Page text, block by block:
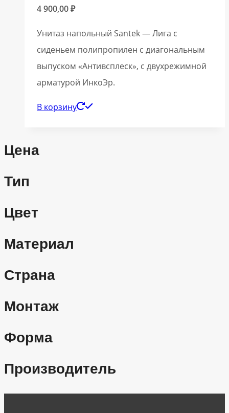
4 900,00₽
Унитаз напольный Santek — Лига с
сиденьем полипропилен с диагональным
выпуском «Антивсплеск», с двухрежимной
арматурой ИнкоЭр.
В корзину
Цена
Тип
Цвет
Материал
Страна
Монтаж
Форма
Производитель